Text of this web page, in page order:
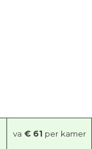
va € 61per kamer